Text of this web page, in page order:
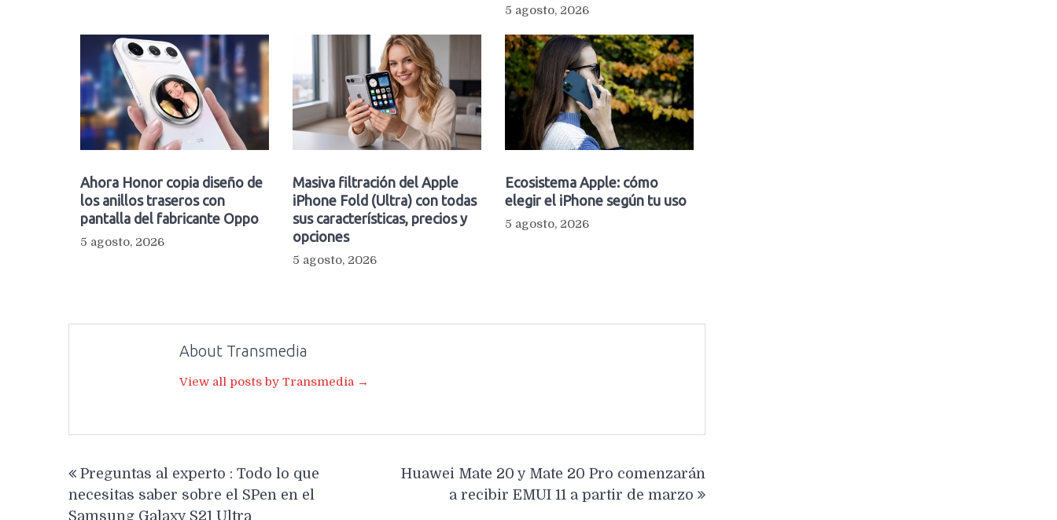
5 agosto, 2026
Ahora Honor copia diseño de
los anillos traseros con
pantalla del fabricante Oppo
5 agosto, 2026
Masiva filtración del Apple
iPhone Fold (Ultra) con todas
sus características, precios y
opciones
5 agosto, 2026
Ecosistema Apple: cómo
elegir el iPhone según tu uso
5 agosto, 2026
About Transmedia
View all posts by Transmedia →
de
entradas
Preguntas al experto : Todo lo que
necesitas saber sobre el SPen en el
Samsung Galaxy S21 Ultra
Huawei Mate 20 y Mate 20 Pro comenzarán
a recibir EMUI 11 a partir de marzo